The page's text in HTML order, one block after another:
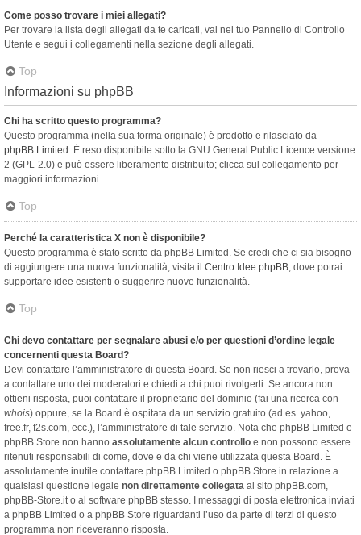
Come posso trovare i miei allegati?
Per trovare la lista degli allegati da te caricati, vai nel tuo Pannello di Controllo
Utente e segui i collegamenti nella sezione degli allegati.
Top
Informazioni su phpBB
Chi ha scritto questo programma?
Questo programma (nella sua forma originale) è prodotto e rilasciato da
phpBB Limited . È reso disponibile sotto la GNU General Public Licence versione
2 (GPL-2.0) e può essere liberamente distribuito; clicca sul collegamento per
maggiori informazioni.
Top
Perché la caratteristica X non è disponibile?
Questo programma è stato scritto da phpBB Limited. Se credi che ci sia bisogno
di aggiungere una nuova funzionalità, visita il Centro Idee phpBB, dove potrai
supportare idee esistenti o suggerire nuove funzionalità.
Top
Chi devo contattare per segnalare abusi e/o per questioni d’ordine legale
concernenti questa Board?
Devi contattare l’amministratore di questa Board. Se non riesci a trovarlo, prova
a contattare uno dei moderatori e chiedi a chi puoi rivolgerti. Se ancora non
ottieni risposta, puoi contattare il proprietario del dominio (fai una ricerca con
whois) oppure, se la Board è ospitata da un servizio gratuito (ad es. yahoo,
free.fr, f2s.com, ecc.), l’amministratore di tale servizio. Nota che phpBB Limited e
phpBB Store non hanno assolutamente alcun controllo e non possono essere
ritenuti responsabili di come, dove e da chi viene utilizzata questa Board. È
assolutamente inutile contattare phpBB Limited o phpBB Store in relazione a
qualsiasi questione legale non direttamente collegata al sito phpBB.com,
phpBB-Store.it o al software phpBB stesso. I messaggi di posta elettronica inviati
a phpBB Limited o a phpBB Store riguardanti l’uso da parte di terzi di questo
programma non riceveranno risposta.